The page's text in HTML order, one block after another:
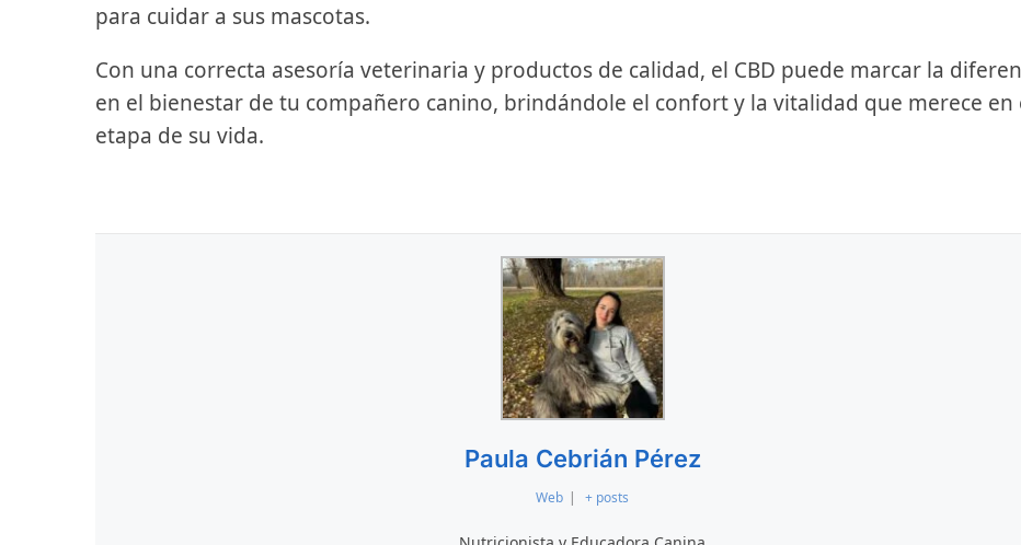
para cuidar a sus mascotas.
Con una correcta asesoría veterinaria y productos de calidad, el CBD puede marcar la
en el bienestar de tu compañero canino, brindándole el confort y la vitalidad que merece en
etapa de su vida.
Paula Cebrián Pérez
Web | + posts